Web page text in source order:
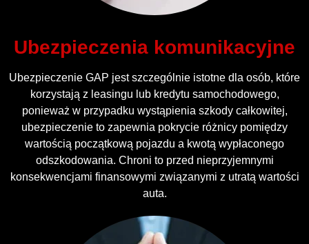
Ubezpieczenia komunikacyjne
Ubezpieczenie GAP jest szczególnie istotne dla osób, które
korzystają z leasingu lub kredytu samochodowego,
ponieważ w przypadku wystąpienia szkody całkowitej,
ubezpieczenie to zapewnia pokrycie różnicy pomiędzy
wartością początkową pojazdu a kwotą wypłaconego
odszkodowania. Chroni to przed nieprzyjemnymi
konsekwencjami finansowymi związanymi z utratą wartości
auta.